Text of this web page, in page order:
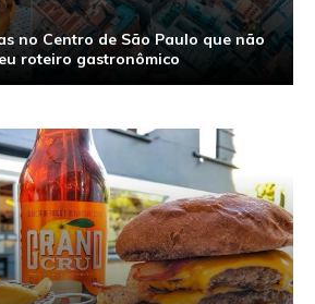
no Centro de São Paulo que não
roteiro gastronômico